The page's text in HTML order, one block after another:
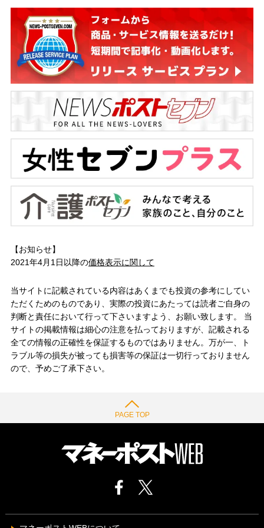
【お知らせ】
2021年4月1日以降の価格表示に関して
当サイトに記載されている内容はあくまでも投資の参考にしてい
ただくためのものであり、実際の投資にあたっては読者ご自身の
判断と責任において行って下さいますよう、お願い致します。 当
サイトの掲載情報は細心の注意を払っておりますが、記載される
全ての情報の正確性を保証するものではありません。万が一、ト
ラブル等の損失が被っても損害等の保証は一切行っておりません
ので、予めご了承下さい。
PAGE TOP